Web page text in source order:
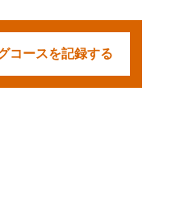
コースを記録する